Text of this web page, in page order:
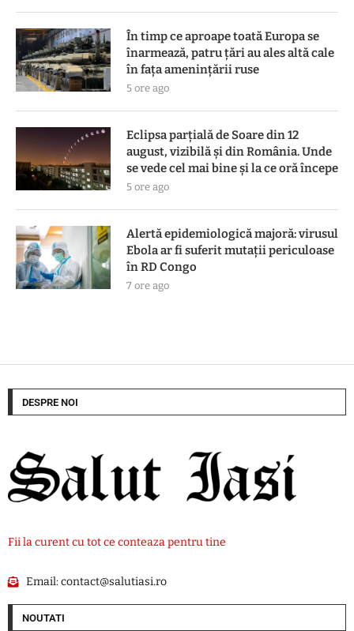
În timp ce aproape toată Europa se
înarmează, patru ţări au ales altă cale
în faţa ameninţării ruse
5 ore ago
Eclipsa parțială de Soare din 12
august, vizibilă și din România. Unde
se vede cel mai bine și la ce oră începe
5 ore ago
Alertă epidemiologică majoră: virusul
Ebola ar fi suferit mutații periculoase
în RD Congo
7 ore ago
DESPRE NOI
Fii la curent cu tot ce conteaza pentru tine
Email:contact@salutiasi.ro
NOUTATI